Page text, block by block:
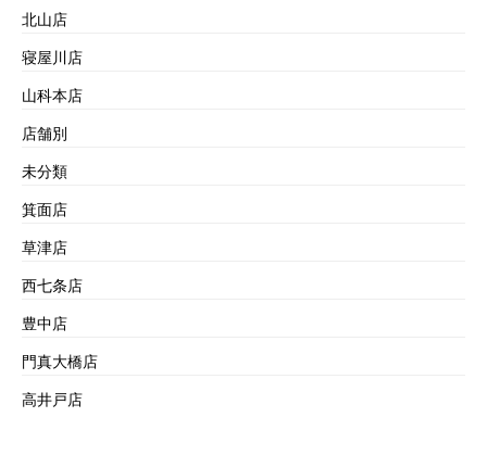
北山店
寝屋川店
山科本店
店舗別
未分類
箕面店
草津店
西七条店
豊中店
門真大橋店
高井戸店